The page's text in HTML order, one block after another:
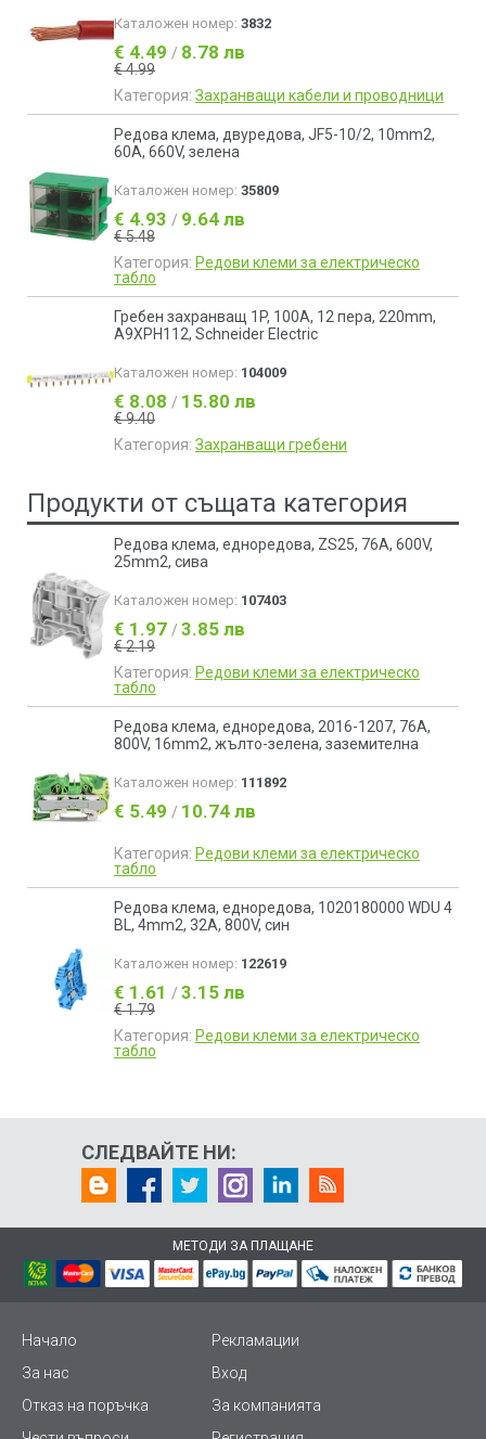
Каталожен номер: 3832
€ 4.49 / 8.78 лв
€ 4.99
Категория: Захранващи кабели и проводници
Редова клема, двуредова, JF5-10/2, 10mm2,
60A, 660V, зелена
Каталожен номер: 35809
€ 4.93 / 9.64 лв
€ 5.48
Категория: Редови клеми за електрическо
табло
Гребен захранващ 1P, 100A, 12 пера, 220mm,
A9XPH112, Schneider Electric
Каталожен номер: 104009
€ 8.08 / 15.80 лв
€ 9.40
Категория: Захранващи гребени
Продукти от същата категория
Редова клема, едноредова, ZS25, 76A, 600V,
25mm2, сива
Каталожен номер: 107403
€ 1.97 / 3.85 лв
€ 2.19
Категория: Редови клеми за електрическо
табло
Редова клема, едноредова, 2016-1207, 76A,
800V, 16mm2, жълто-зелена, заземителна
Каталожен номер: 111892
€ 5.49 / 10.74 лв
Категория: Редови клеми за електрическо
табло
Редова клема, едноредова, 1020180000 WDU 4
BL, 4mm2, 32A, 800V, син
Каталожен номер: 122619
€ 1.61 / 3.15 лв
€ 1.79
Категория: Редови клеми за електрическо
табло
СЛЕДВАЙТЕ НИ:
МЕТОДИ ЗА ПЛАЩАНЕ
Начало
Рекламации
За нас
Вход
Отказ на поръчка
За компанията